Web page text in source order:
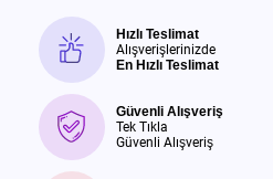
Hızlı Teslimat
Alışverişlerinizde
En Hızlı Teslimat
Güvenli Alışveriş
Tek Tıkla
Güvenli Alışveriş